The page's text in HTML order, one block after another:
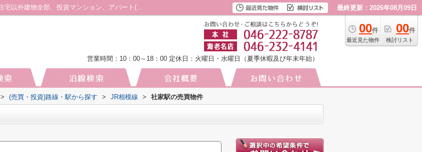
社家駅のマンション、戸建、土地、店舗、事務所、住宅以外建物全部、投資マンション、アパート(棟)、マンション(棟)、ビル、戸建、店舗事務所、その他、土地一覧｜厚木・海老名の土地｜株式会社厚木地所 海老名店 最終更新：2026年08月09日
00件
最近見た物件
00件
検討リスト
営業時間：10：00～18：00 定休日：火曜日・水曜日（夏季休暇及び年末年始）
> (売買・投資)路線・駅から探す > JR相模線 > 社家駅の売買物件